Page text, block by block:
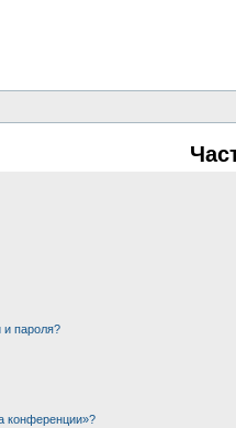
и пароля?
конференции»?